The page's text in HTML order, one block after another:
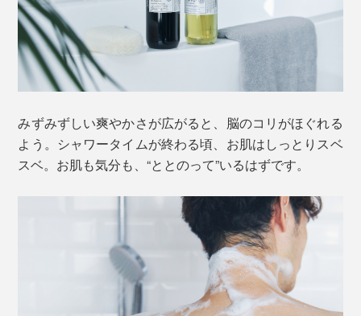
みずみずしい爽やかさが広がると、脳のコリがほぐれる
よう。シャワータイムが終わる頃、お肌はしっとりスベ
スベ。お肌も気分も、“ととのって”いるはずです。